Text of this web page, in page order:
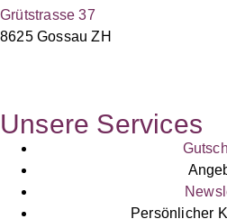
Grütstrasse 37
8625 Gossau ZH
Unsere Services
Persönlicher